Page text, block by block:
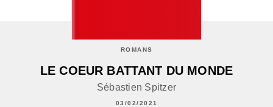
ROMANS
LE COEUR BATTANT DU MONDE
Sébastien Spitzer
03/02/2021